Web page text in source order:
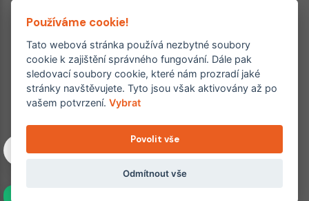
Ordinace roku
Rehabilitační ordinace
2. místo – 2017/2019
Copyright © 2011–2026 FYZIOklinika s.r.o.
Machkova 1642/2, Praha 4, Jižní Město – Chodov
Všechna práva vyhrazena. Jakékoliv užití obsahu či jeho částí
Používáme cookie!
Tato webová stránka používá nezbytné soubory
cookie k zajištění správného fungování. Dále pak
sledovací soubory cookie, které nám prozradí jaké
stránky navštěvujete. Tyto jsou však aktivovány až po
vašem potvrzení.Vybrat
Povolit vše
Odmítnout vše